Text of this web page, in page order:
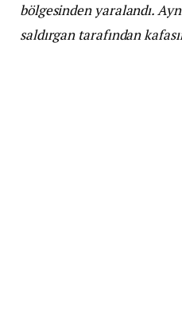
bölgesinden yaralandı.
saldırgan tarafından